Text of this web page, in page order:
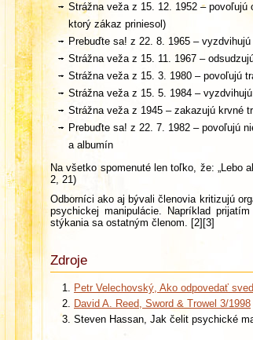
Strážna veža z 15. 12. 1952 – povoľujú
ktorý zákaz priniesol)
Prebuďte sa! z 22. 8. 1965 –
Strážna veža z 15. 11. 1967 –
Strážna veža z 15. 3. 1980 – povoľujú
Strážna veža z 15. 5. 1984 –
Strážna veža z 1945 – zakazujú krvné
Prebuďte sa! z 22. 7. 1982 – povoľujú
a albumín
Na všetko spomenuté len toľko, že: „Lebo
2, 21)
Odborníci ako aj bývali členovia kritizujú
psychickej manipulácie. Napríklad
stýkania sa ostatným členom. [2][3]
Zdroje
Petr Velechovský, Ako odpovedať
David A. Reed, Sword & Trowel 3/1998
Steven Hassan, Jak čelit psychické